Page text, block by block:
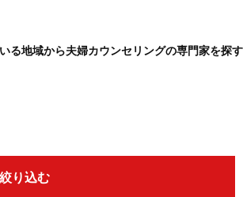
る地域から夫婦カウンセリングの専門家を探す
り込む